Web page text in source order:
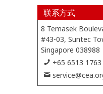
联系方式
8 Temasek
#43-03, Suntec
Singapore 038988
+65 6513 1763